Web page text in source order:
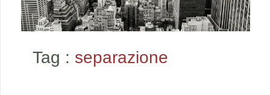
Tag : separazione